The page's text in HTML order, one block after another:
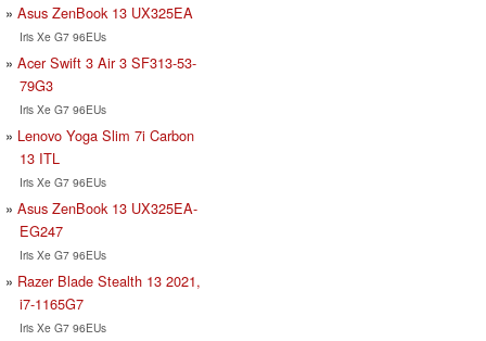
Asus ZenBook 13 UX325EA
Iris Xe G7 96EUs
Acer Swift 3 Air 3 SF313-53-
79G3
Iris Xe G7 96EUs
Lenovo Yoga Slim 7i Carbon
13 ITL
Iris Xe G7 96EUs
Asus ZenBook 13 UX325EA-
EG247
Iris Xe G7 96EUs
Razer Blade Stealth 13 2021,
i7-1165G7
Iris Xe G7 96EUs